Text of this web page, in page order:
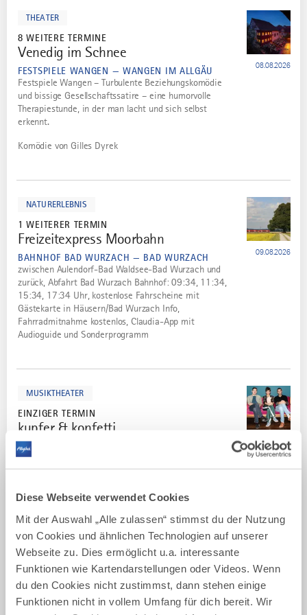
Diese Webseite verwendet Cookies
Mit der Auswahl „Alle zulassen“ stimmst du der Nutzung
von Cookies und ähnlichen Technologien auf unserer
Webseite zu. Dies ermöglicht u.a. interessante
Funktionen wie Kartendarstellungen oder Videos. Wenn
du den Cookies nicht zustimmst, dann stehen einige
Funktionen nicht in vollem Umfang für dich bereit. Wir
THEATER
8 WEITERE TERMINE
2
Venedig im Schnee
FESTSPIELE WANGEN — WANGEN IM ALLGÄU 08.08.2026
Festspiele Wangen – Turbulente Beziehungskomödie
und bissige Gesellschaftssatire – eine humorvolle
Therapiestunde, in der man lacht und sich selbst
erkennt.
Komödie von Gilles Dyrek
NATURERLEBNIS
1 WEITERER TERMIN
3
Freizeitexpress Moorbahn
BAHNHOF BAD WURZACH — BAD WURZACH 09.08.2026
zwischen Aulendorf-Bad Waldsee-Bad Wurzach und
zurück, Abfahrt Bad Wurzach Bahnhof: 09:34, 11:34,
15:34, 17:34 Uhr, kostenlose Fahrscheine mit
Gästekarte in Häusern/Bad Wurzach Info,
Fahrradmitnahme kostenlos, Claudia-App mit
Audioguide und Sonderprogramm
MUSIKTHEATER
EINZIGER TERMIN
4
kupfer & konfetti
FESTSPIELE WANGEN — WANGEN IM ALLGÄU 16.08.2026
kupfer&konfetti – das sind Katharina Uhland, Florian
Thunemann und Florian Schmidt-Gahlen – alle drei seit
Hause.
THEATER
1 WEITERER TERMIN
5
Ritter - Fürstabt - Hexe
TOURIST-INFORMATION KEMPTEN — KEMPTEN 25.08.2026
mehr
dazu